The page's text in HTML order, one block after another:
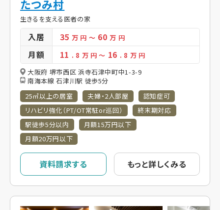
たつみ村
生きるを支える医者の家
入居 35万 円 ～ 60万 円
月額 11 . 8 万 円～ 16 . 8 万 円
大阪府 堺市西区 浜寺石津中町中1-3-9
南海本線 石津川駅 徒歩5分
25㎡以上の居室
夫婦・2人部屋
認知症可
リハビリ強化（PT/OT常駐or巡回）
終末期対応
駅徒歩5分以内
月額15万円以下
月額20万円以下
資料請求する もっと詳しくみる